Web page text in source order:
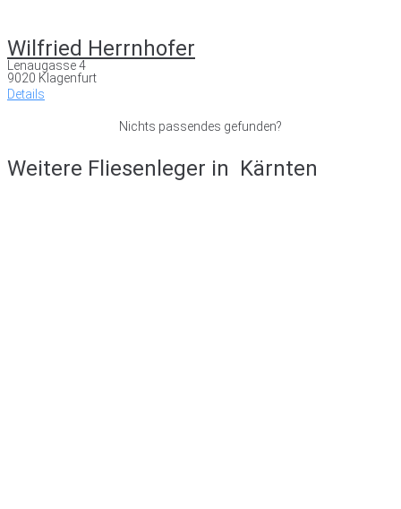
Wilfried Herrnhofer
Lenaugasse 4
9020 Klagenfurt
Details
Nichts passendes gefunden?
Weitere Fliesenleger in Kärnten